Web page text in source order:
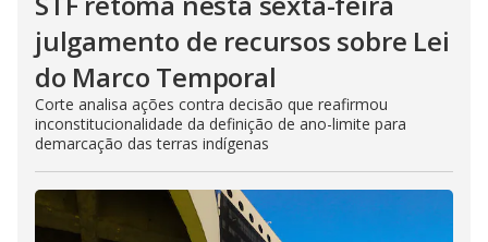
julgamento de recursos sobre Lei
do Marco Temporal
Corte analisa ações contra decisão que reafirmou
inconstitucionalidade da definição de ano-limite para
demarcação das terras indígenas